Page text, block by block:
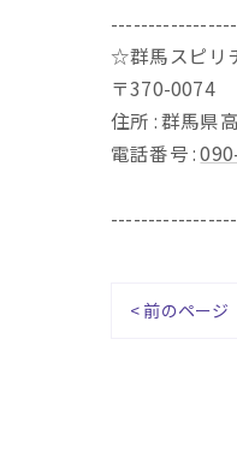
☆群馬スピリ
〒370-0074
住所 : 群馬県
電話番号 :
< 前のページ